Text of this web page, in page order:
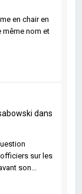
en chair en
même nom et
dans
sur les
son...